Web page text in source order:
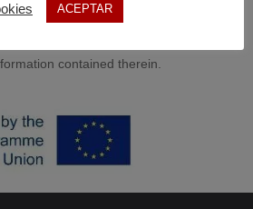
the views only of the author, and the
contained therein.
ACEPTAR